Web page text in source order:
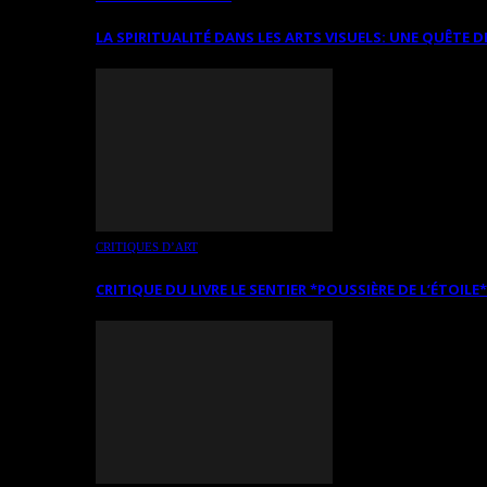
LA SPIRITUALITÉ DANS LES ARTS VISUELS: UNE QUÊTE
CRITIQUES D’ART
CRITIQUE DU LIVRE LE SENTIER *POUSSIÈRE DE L’ÉTOILE*